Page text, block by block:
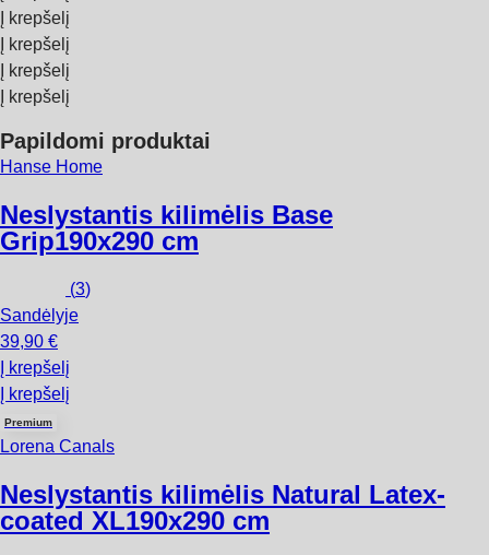
Į krepšelį
Į krepšelį
Į krepšelį
Į krepšelį
Papildomi produktai
Hanse Home
Neslystantis kilimėlis Base
Grip190x290 cm
(3)
Sandėlyje
39,90 €
Į krepšelį
Į krepšelį
Premium
Lorena Canals
Neslystantis kilimėlis Natural Latex-
coated XL190x290 cm